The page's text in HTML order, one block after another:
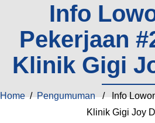
Info
Pekerjaan
Klinik Gigi
Home/Pengumuman/ Info
Klinik Gigi Joy